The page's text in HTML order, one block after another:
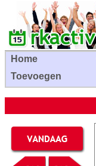
Home
Toevoegen